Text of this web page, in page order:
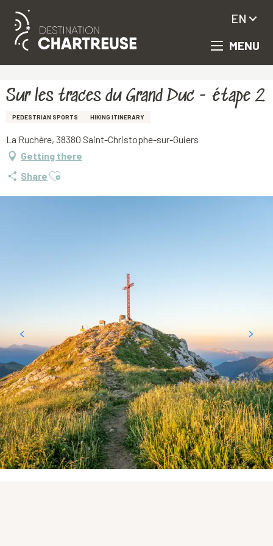
Aller
principal
MENU
EN
Sur les traces du Grand Duc - étape 2
PEDESTRIAN SPORTS HIKING ITINERARY
La Ruchère, 38380 Saint-Christophe-sur-Guiers
Getting there
Share Ajouter aux favoris